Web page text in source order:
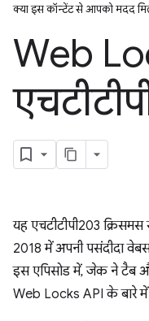
क्या इस कॉन्टेंट से आपको मदद
Web
यह एचटीटीपी203
2018 में अपनी पसंदीदा
इस एपिसोड में, जेक ने टैब
Web Locks API के बारे में